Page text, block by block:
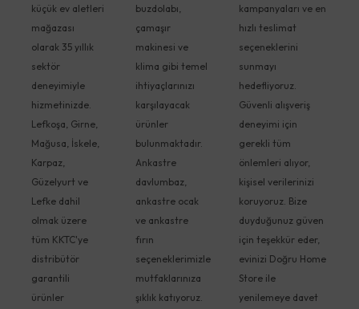
küçük ev aletleri
mağazası
olarak 35 yıllık
sektör
deneyimiyle
hizmetinizde.
Lefkoşa, Girne,
Mağusa, İskele,
Karpaz,
Güzelyurt ve
Lefke dahil
olmak üzere
tüm KKTC'ye
distribütör
garantili
ürünler
buzdolabı,
çamaşır
makinesi ve
klima gibi temel
ihtiyaçlarınızı
karşılayacak
ürünler
bulunmaktadır.
Ankastre
davlumbaz,
ankastre ocak
ve ankastre
fırın
seçeneklerimizle
mutfaklarınıza
şıklık katıyoruz.
kampanyaları ve en
hızlı teslimat
seçeneklerini
sunmayı
hedefliyoruz.
Güvenli alışveriş
deneyimi için
gerekli tüm
önlemleri alıyor,
kişisel verilerinizi
koruyoruz. Bize
duyduğunuz güven
için teşekkür eder,
evinizi Doğru Home
Store ile
yenilemeye davet